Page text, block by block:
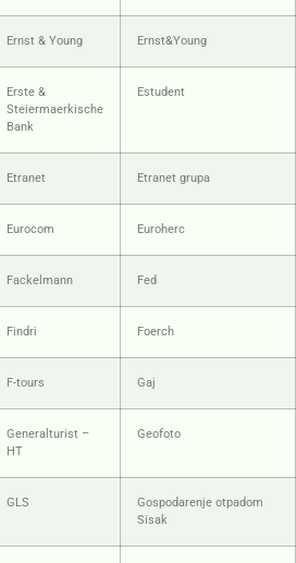
Ernst & Young Ernst&Young
Erste &
Steiermaerkische
Bank
Estudent
Etranet Etranet grupa
Eurocom Euroherc
Fackelmann Fed
Findri Foerch
F-tours Gaj
Generalturist –
HT
Geofoto
GLS
Gospodarenje otpadom
Sisak